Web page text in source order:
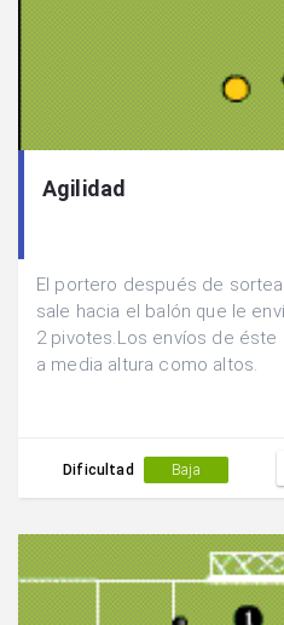
Agilidad
El portero después de
sale hacia el balón que le
2 pivotes.Los envíos de
a media altura como altos.
Dificultad Baja